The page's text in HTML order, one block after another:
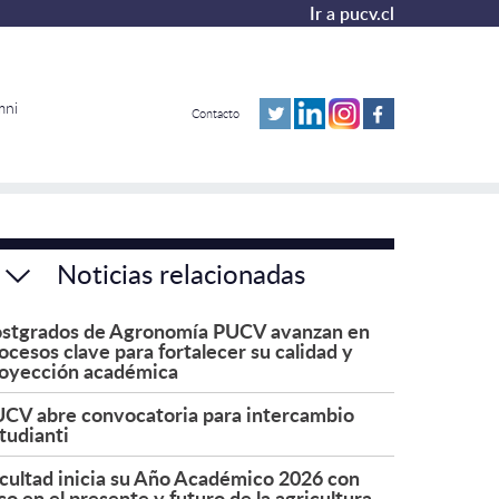
Ir a pucv.cl
Contacto
Noticias relacionadas
de Agronomía PUCV avanzan en
clave para fortalecer su calidad y
académica
abre convocatoria para intercambio
inicia su Año Académico 2026 con